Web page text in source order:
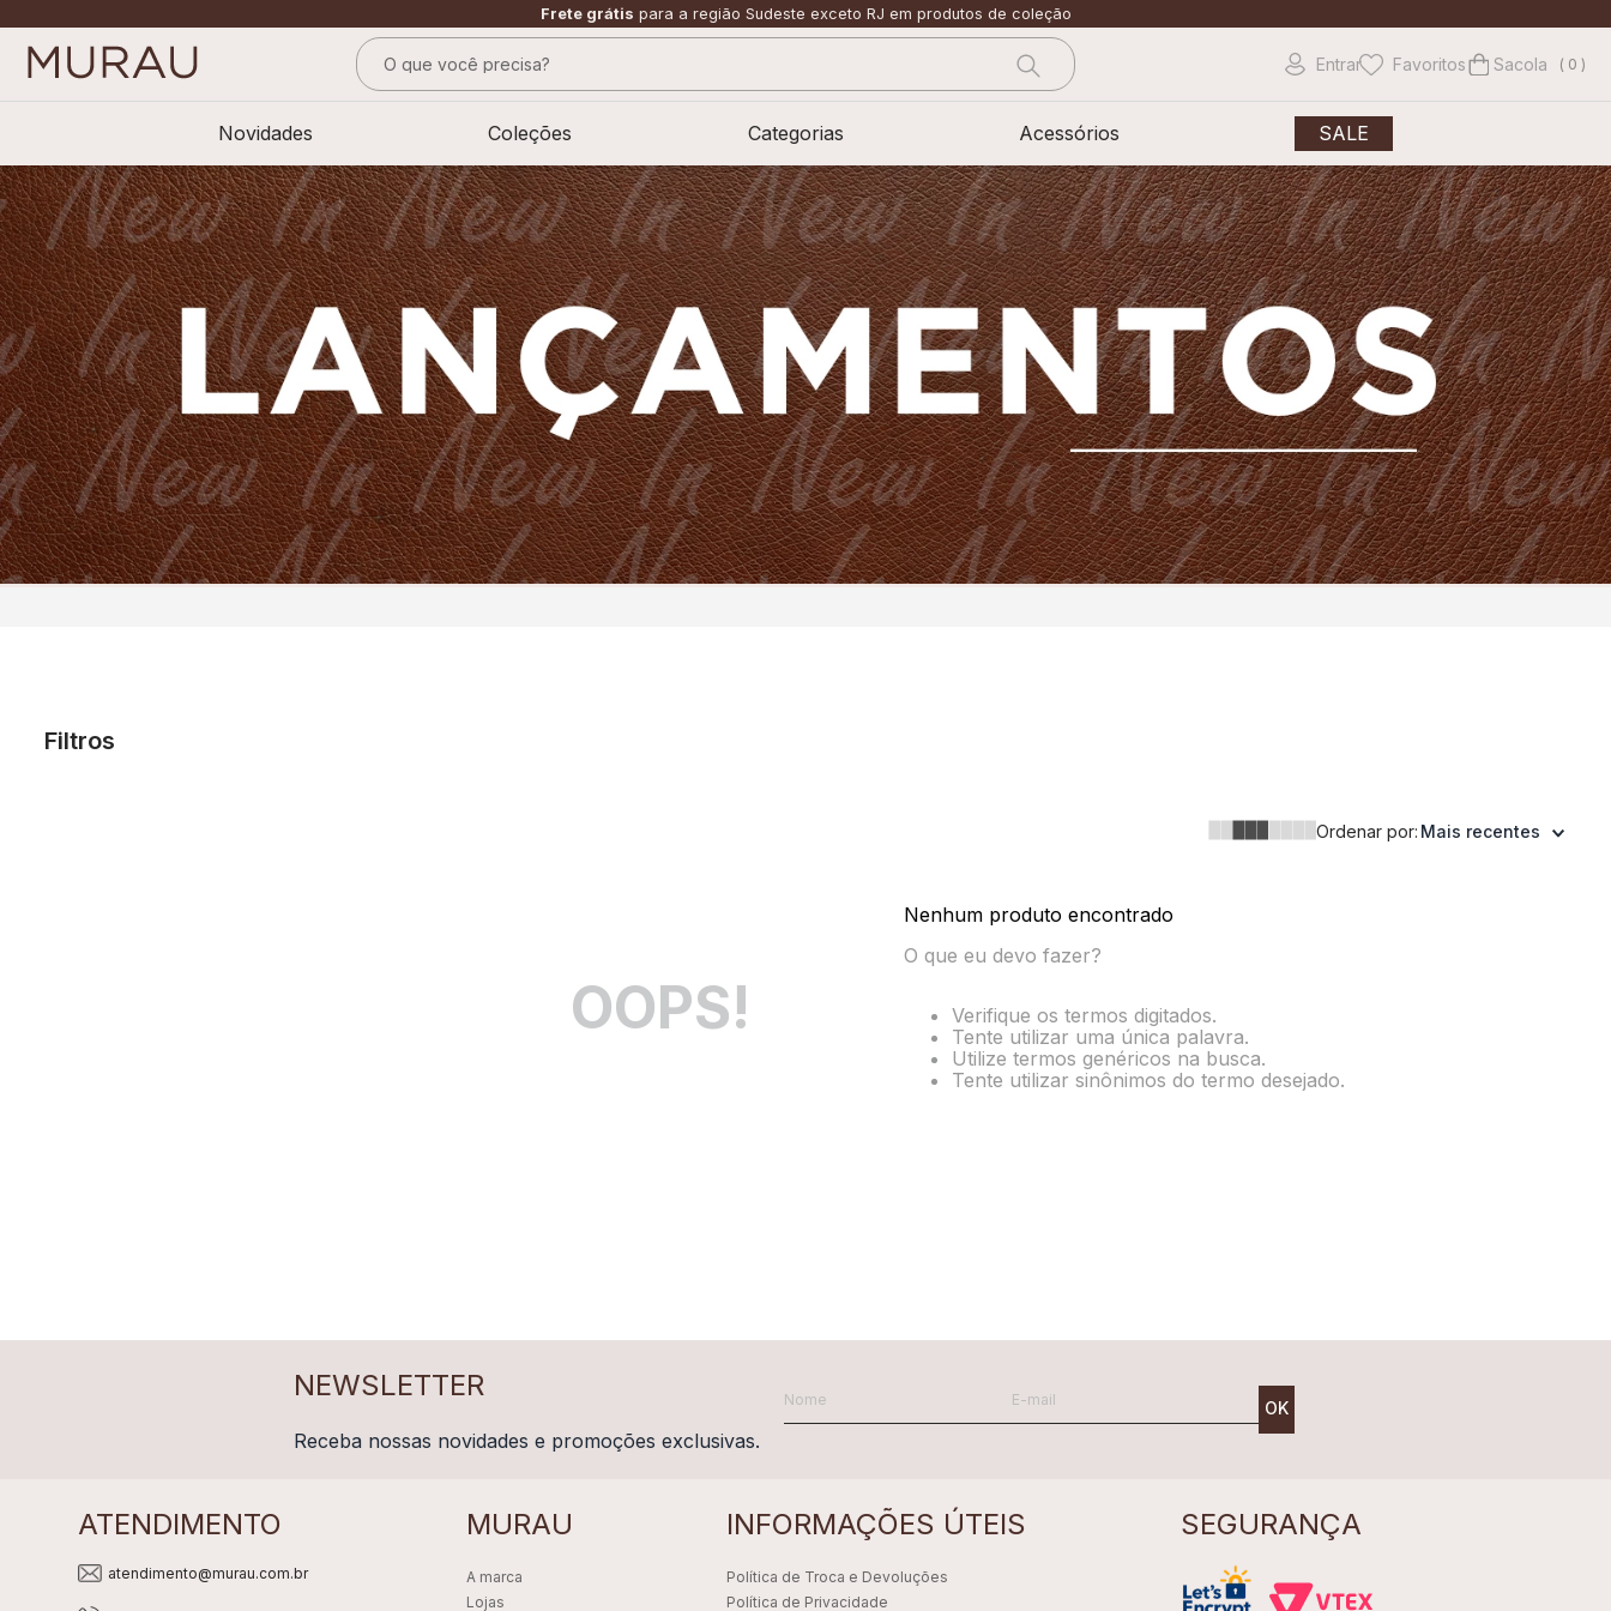
Frete grátis para a região Sudeste exceto RJ em produtos de coleção
O que você precisa?
Entrar Favoritos 0
Novidades Coleções Categorias Acessórios SALE
Filtros
Ordenar por: Mais recentes
OOPS!
Nenhum produto encontrado
O que eu devo fazer?
Verifique os termos digitados.
Tente utilizar uma única palavra.
Utilize termos genéricos na busca.
Tente utilizar sinônimos do termo desejado.
NEWSLETTER
Receba nossas novidades e promoções exclusivas.
OK
ATENDIMENTO
atendimento@murau.com.br
MURAU
A marca
Lojas
INFORMAÇÕES ÚTEIS
Política de Troca e Devoluções
Política de Privacidade
SEGURANÇA
2º
alfaiataria
3º
vestido
4º
calça
5º
saia
6º
verde
7º
top
8º
camisa
9º
preto
10º off white